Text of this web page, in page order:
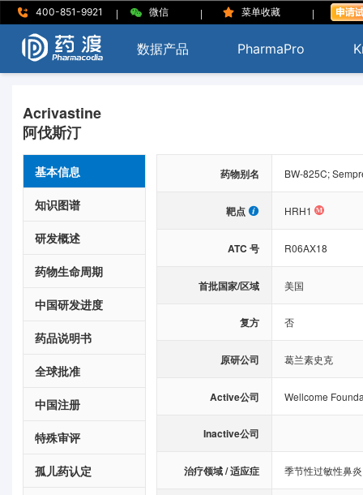
400-851-9921 | 微信 | 菜单收藏 |
数据产品 PharmaPro
Acrivastine
阿伐斯汀
基本信息
知识图谱
研发概述
药物生命周期
中国研发进度
药品说明书
全球批准
中国注册
特殊审评
孤儿药认定
药物别名 BW-825C;
靶点 HRH1
ATC 号 R06AX18
首批国家/区域 美国
复方 否
原研公司 葛兰素史克
Active公司 Wellcome
Inactive公司
治疗领域 / 适应症 季节性过敏性鼻炎